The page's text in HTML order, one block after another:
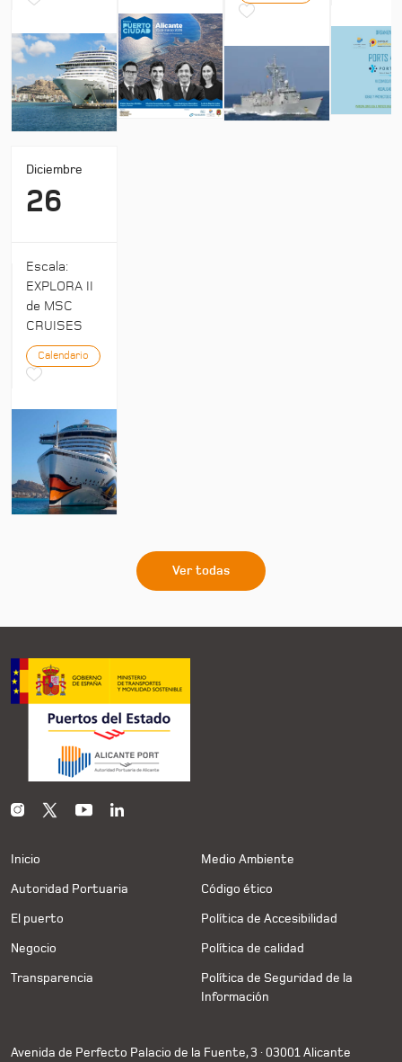
Diciembre
26
Escala:
EXPLORA II
de MSC
CRUISES
Calendario
Ver todas
Inicio
Autoridad Portuaria
El puerto
Negocio
Transparencia
Medio Ambiente
Código ético
Política de Accesibilidad
Política de calidad
Política de Seguridad de la
Información
Avenida de Perfecto Palacio de la Fuente, 3 · 03001 Alicante